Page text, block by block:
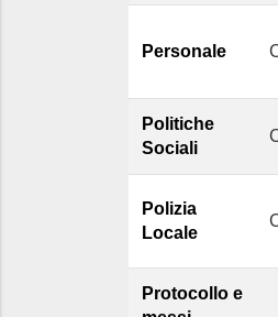
Personale
Politiche
Sociali
Polizia
Locale
Protocollo e